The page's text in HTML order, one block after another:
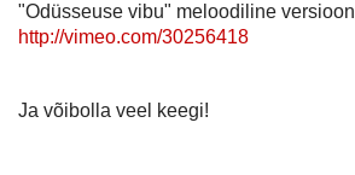
"Odüsseuse vibu" meloodiline versioon
http://vimeo.com/30256418
Ja võibolla veel keegi!